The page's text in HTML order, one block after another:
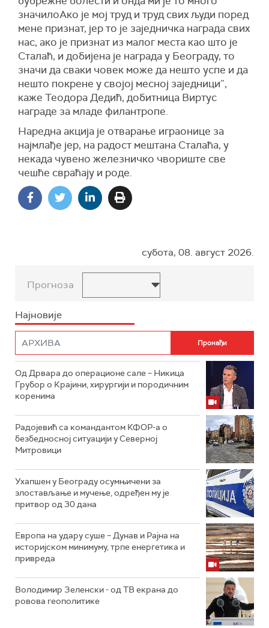
значилоАко је мој труд и труд свих људи поред
мене признат, јер то је заједничка награда свих
нас, ако је признат из малог места као што је
Сталаћ, и добијена је награда у Београду, то
значи да сваки човек може да нешто успе и да
нешто покрене у својој месној заједници”,
каже Теодора Дедић, добитница Виртус
награде за младе филантропе.
Наредна акција је отварање играонице за
најмлађе јер, на радост мештана Сталаћа, у
некада чувено железничко чвориште све
чешће свраћају и роде.
субота, 08. август 2026.
Прогноза
Најновије
Од Дрвара до операционе сале – Никица
Грубор о Крајини, хирургији и породичним
коренима
Радојевић са командантом КФОР-а о
безбедносној ситуацији у Северној
Митровици
Ухапшен у Београду осумњичени за
злостављање и мучење, одређен му је
притвор од 30 дана
Европа на удару суше – Дунав и Рајна на
историјском минимуму, трпе енергетика и
привреда
Володимир Зеленски - од ТВ екрана до
ровова геополитике